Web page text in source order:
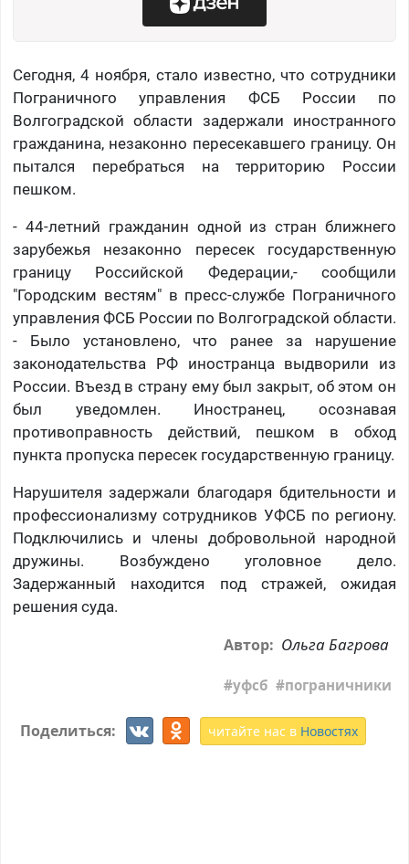
Сегодня, 4 ноября, стало известно, что сотрудники
Пограничного управления ФСБ России по
Волгоградской области задержали иностранного
гражданина, незаконно пересекавшего границу. Он
пытался перебраться на территорию России
пешком.
- 44-летний гражданин одной из стран ближнего
зарубежья незаконно пересек государственную
границу Российской Федерации,- сообщили
"Городским вестям" в пресс-службе Пограничного
управления ФСБ России по Волгоградской области.
- Было установлено, что ранее за нарушение
законодательства РФ иностранца выдворили из
России. Въезд в страну ему был закрыт, об этом он
был уведомлен. Иностранец, осознавая
противоправность действий, пешком в обход
пункта пропуска пересек государственную границу.
Нарушителя задержали благодаря бдительности и
профессионализму сотрудников УФСБ по региону.
Подключились и члены добровольной народной
дружины. Возбуждено уголовное дело.
Задержанный находится под стражей, ожидая
решения суда.
Автор: Ольга Багрова
уфсб пограничники
Поделиться: читайте нас в Новостях